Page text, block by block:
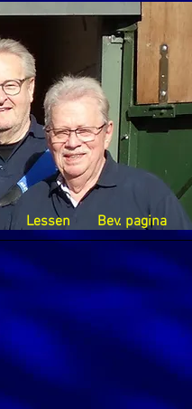
Lessen Bev. pagina